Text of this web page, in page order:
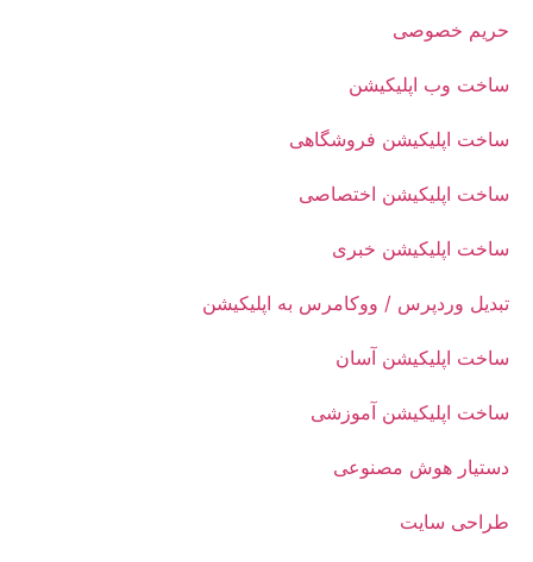
حریم خصوصی
ساخت وب اپلیکیشن
ساخت اپلیکیشن فروشگاهی
ساخت اپلیکیشن اختصاصی
ساخت اپلیکیشن خبری
تبدیل وردپرس / ووکامرس به اپلیکیشن
ساخت اپلیکیشن آسان
ساخت اپلیکیشن آموزشی
دستیار هوش مصنوعی
طراحی سایت